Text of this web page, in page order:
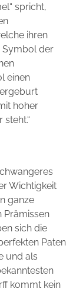
spricht,
ihren
Symbol der
einen
hoher
Wichtigkeit
ganze
Prämissen
sich die
Paten
und als
kommt kein